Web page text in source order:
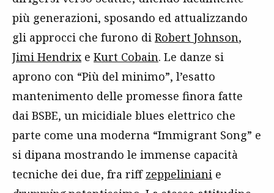
più generazioni, sposando ed attualizzando
gli approcci che furono di Robert Johnson,
Jimi Hendrixe Kurt Cobain. Le danze si
aprono con “Più del minimo”, l’esatto
mantenimento delle promesse finora fatte
dai BSBE, un micidiale blues elettrico che
parte come una moderna “Immigrant Song” e
si dipana mostrando le immense capacità
tecniche dei due, fra riff zeppeliniani e